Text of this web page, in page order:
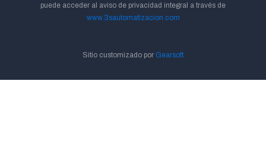
puede acceder al aviso de privacidad integral a través de
www.3sautomatizacion.com
Sitio customizado por Gearsoft